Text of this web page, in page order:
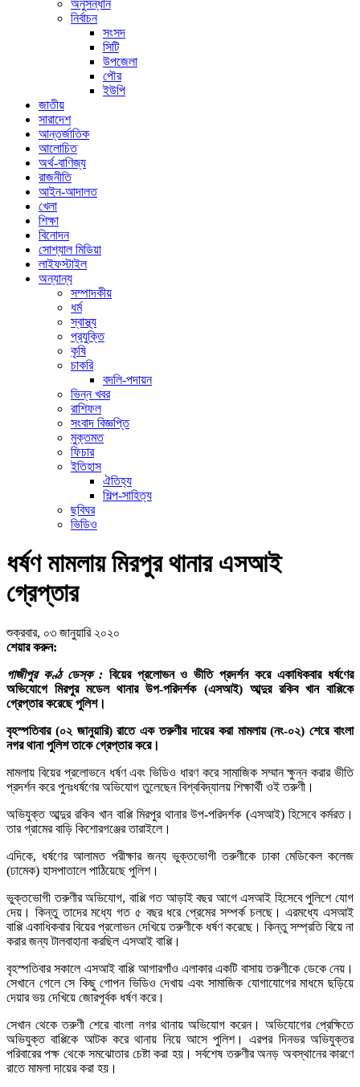
অনুসন্ধান
নির্বাচন
সংসদ
সিটি
উপজেলা
পৌর
ইউপি
জাতীয়
সারাদেশ
আন্তর্জাতিক
আলোচিত
অর্থ-বাণিজ্য
রাজনীতি
আইন-আদালত
খেলা
শিক্ষা
বিনোদন
সোশ্যাল মিডিয়া
লাইফস্টাইল
অন্যান্য
সম্পাদকীয়
ধর্ম
স্বাস্থ্য
প্রযুক্তি
কৃষি
চাকরি
বদলি-পদায়ন
ভিন্ন খবর
রাশিফল
সংবাদ বিজ্ঞপ্তি
মুক্তমত
ফিচার
ইতিহাস
ঐতিহ্য
শিল্প-সাহিত্য
ছবিঘর
ভিডিও
ধর্ষণ মামলায় মিরপুর থানার এসআই
গ্রেপ্তার
শুক্রবার, ০৩ জানুয়ারি ২০২০
শেয়ার করুন:
গাজীপুর কণ্ঠ ডেস্ক :বিয়ের প্রলোভন ও ভীতি প্রদর্শন করে একাধিকবার ধর্ষণের
অভিযোগে মিরপুর মডেল থানার উপ-পরিদর্শক (এসআই) আব্দুর রকিব খান বাপ্পিকে
গ্রেপ্তার করেছে পুলিশ।
বৃহস্পতিবার (০২ জানুয়ারি) রাতে এক তরুণীর দায়ের করা মামলায় (নং-০২) শেরে বাংলা
নগর থানা পুলিশ তাকে গ্রেপ্তার করে।
মামলায় বিয়ের প্রলোভনে ধর্ষণ এবং ভিডিও ধারণ করে সামাজিক সম্মান ক্ষুন্ন করার ভীতি
প্রদর্শন করে পুনঃধর্ষণের অভিযোগ তুলেছেন বিশ্ববিদ্যালয় শিক্ষার্থী ওই তরুণী।
অভিযুক্ত আব্দুর রকিব খান বাপ্পি মিরপুর থানার উপ-পরিদর্শক (এসআই) হিসেবে কর্মরত।
তার গ্রামের বাড়ি কিশোরগঞ্জের তারাইলে।
এদিকে, ধর্ষণের আলামত পরীক্ষার জন্য ভুক্তভোগী তরুণীকে ঢাকা মেডিকেল কলেজ
(ঢামেক) হাসপাতালে পাঠিয়েছে পুলিশ।
ভুক্তভোগী তরুণীর অভিযোগ, বাপ্পি গত আড়াই বছর আগে এসআই হিসেবে পুলিশে যোগ
দেয়। কিন্তু তাদের মধ্যে গত ৫ বছর ধরে প্রেমের সম্পর্ক চলছে। এরমধ্যে এসআই
বাপ্পি একাধিকবার বিয়ের প্রলোভন দেখিয়ে তরুণীকে ধর্ষণ করেছে। কিন্তু সম্প্রতি বিয়ে না
করার জন্য টালবাহানা করছিল এসআই বাপ্পি।
বৃহস্পতিবার সকালে এসআই বাপ্পি আগারগাঁও এলাকার একটি বাসায় তরুণীকে ডেকে নেয়।
সেখানে গেলে সে কিছু গোপন ভিডিও দেখায় এবং সামাজিক যোগাযোগের মাধমে ছড়িয়ে
দেয়ার ভয় দেখিয়ে জোরপূর্বক ধর্ষণ করে।
সেখান থেকে তরুণী শেরে বাংলা নগর থানায় অভিযোগ করেন। অভিযোগের প্রেক্ষিতে
অভিযুক্ত বাপ্পিকে আটক করে থানায় নিয়ে আসে পুলিশ। এরপর দিনভর অভিযুক্তর
পরিবারের পক্ষ থেকে সমঝোতার চেষ্টা করা হয়। সর্বশেষ তরুণীর অনড় অবস্থানের কারণে
রাতে মামলা দায়ের করা হয়।